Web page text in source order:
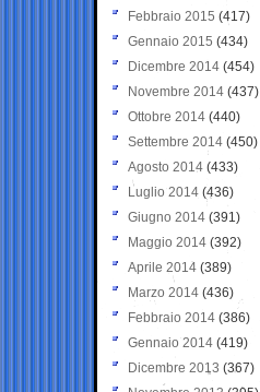
Febbraio 2015 (417)
Gennaio 2015 (434)
Dicembre 2014 (454)
Novembre 2014 (437)
Ottobre 2014 (440)
Settembre 2014 (450)
Agosto 2014 (433)
Luglio 2014 (436)
Giugno 2014 (391)
Maggio 2014 (392)
Aprile 2014 (389)
Marzo 2014 (436)
Febbraio 2014 (386)
Gennaio 2014 (419)
Dicembre 2013 (367)